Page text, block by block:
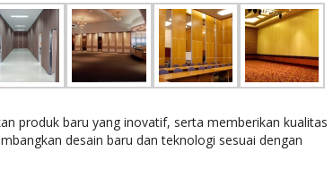
produk baru yang inovatif, serta memberikan kualitas
desain baru dan teknologi sesuai dengan